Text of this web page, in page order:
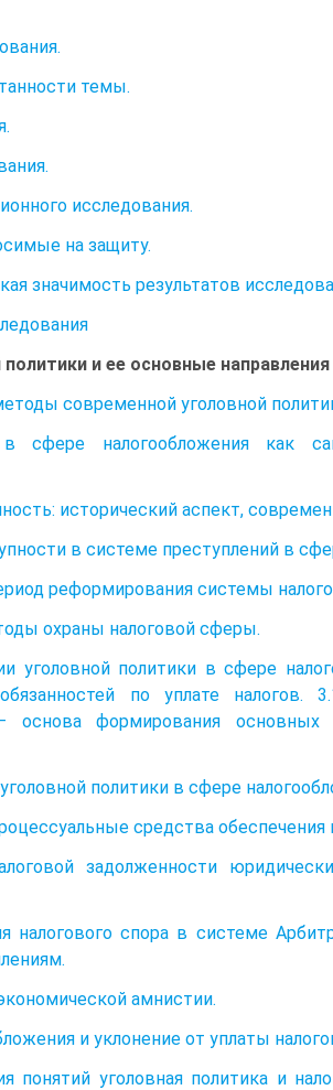
темы.
исследования.
на защиту.
значимость результатов
политики и ее основные
современной уголовной
сфере налогообложения как
исторический аспект,
в системе преступлений в
реформирования системы
охраны налоговой сферы.
уголовной политики в сфере
по уплате налогов.
основа формирования
политики в сфере
средства обеспечения
задолженности
налогового спора в системе
амнистии.
и уклонение от уплаты
уголовная политика и